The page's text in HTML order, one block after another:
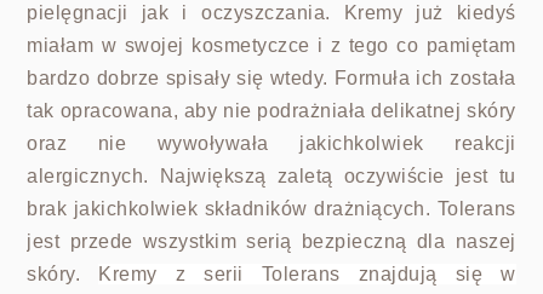
pielęgnacji jak i oczyszczania. Kremy już kiedyś
miałam w swojej kosmetyczce i z tego co pamiętam
bardzo dobrze spisały się wtedy. Formuła ich została
tak opracowana, aby nie podrażniała delikatnej skóry
oraz nie wywoływała jakichkolwiek reakcji
alergicznych. Największą zaletą oczywiście jest tu
brak jakichkolwiek składników drażniących. Tolerans
jest przede wszystkim serią bezpieczną dla naszej
skóry. Kremy z serii Tolerans znajdują się w